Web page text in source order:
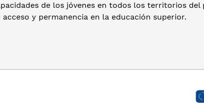
de los jóvenes en todos los territorios
y permanencia en la educación superior.